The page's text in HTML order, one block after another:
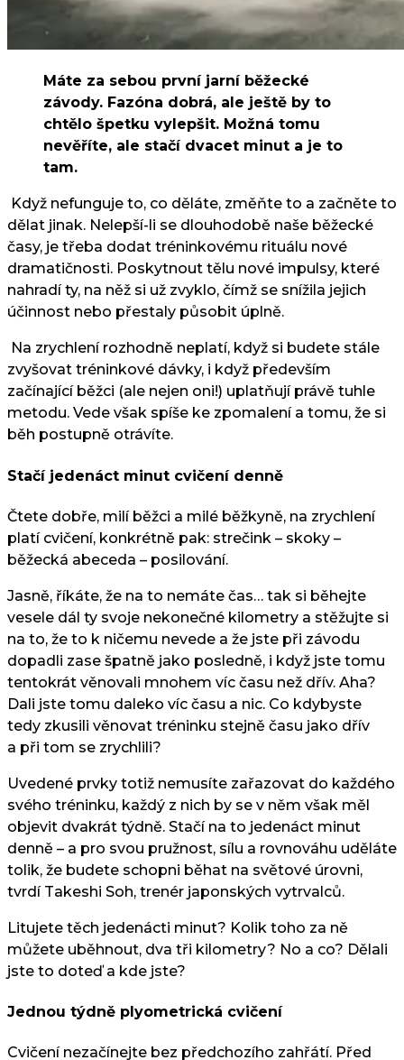
Máte za sebou první jarní běžecké
závody. Fazóna dobrá, ale ještě by to
chtělo špetku vylepšit. Možná tomu
nevěříte, ale stačí dvacet minut a je to
tam.
Když nefunguje to, co děláte, změňte to a začněte to
dělat jinak. Nelepší-li se dlouhodobě naše běžecké
časy, je třeba dodat tréninkovému rituálu nové
dramatičnosti. Poskytnout tělu nové impulsy, které
nahradí ty, na něž si už zvyklo, čímž se snížila jejich
účinnost nebo přestaly působit úplně.
Na zrychlení rozhodně neplatí, když si budete stále
zvyšovat tréninkové dávky, i když především
začínající běžci (ale nejen oni!) uplatňují právě tuhle
metodu. Vede však spíše ke zpomalení a tomu, že si
běh postupně otrávíte.
Stačí jedenáct minut cvičení denně
Čtete dobře, milí běžci a milé běžkyně, na zrychlení
platí cvičení, konkrétně pak: strečink – skoky –
běžecká abeceda – posilování.
Jasně, říkáte, že na to nemáte čas… tak si běhejte
vesele dál ty svoje nekonečné kilometry a stěžujte si
na to, že to k ničemu nevede a že jste při závodu
dopadli zase špatně jako posledně, i když jste tomu
tentokrát věnovali mnohem víc času než dřív. Aha?
Dali jste tomu daleko víc času a nic. Co kdybyste
tedy zkusili věnovat tréninku stejně času jako dřív
a při tom se zrychlili?
Uvedené prvky totiž nemusíte zařazovat do každého
svého tréninku, každý z nich by se v něm však měl
objevit dvakrát týdně. Stačí na to jedenáct minut
denně – a pro svou pružnost, sílu a rovnováhu uděláte
tolik, že budete schopni běhat na světové úrovni,
tvrdí Takeshi Soh, trenér japonských vytrvalců.
Litujete těch jedenácti minut? Kolik toho za ně
můžete uběhnout, dva tři kilometry? No a co? Dělali
jste to doteď a kde jste?
Jednou týdně plyometrická cvičení
Cvičení nezačínejte bez předchozího zahřátí. Před